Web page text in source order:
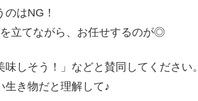
はNG！
立てながら、お任せするのが◎
しそう！」などと賛同してください。
生き物だと理解して♪